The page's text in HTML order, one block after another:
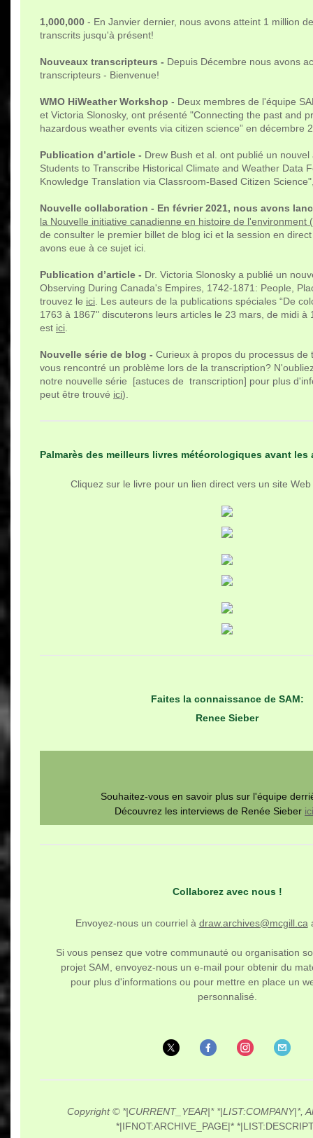
1,000,000 - En Janvier dernier, nous avons atteint 1 million
transcrits jusqu'à présent!
Nouveaux transcripteurs - Depuis Décembre nous avons
transcripteurs - Bienvenue!
WMO HiWeather Workshop - Deux membres de l'équipe
et Victoria Slonosky, ont présenté "Connecting the past and
hazardous weather events via citizen science” en décembre
Publication d’article - Drew Bush et al. ont publié un nouvel
Students to Transcribe Historical Climate and Weather Data
Knowledge Translation via Classroom-Based Citizen
Nouvelle collaboration - En février 2021, nous avons
la Nouvelle initiative canadienne en histoire de l'environment
de consulter le premier billet de blog ici et la session en
avons eue à ce sujet ici.
Publication d’article - Dr. Victoria Slonosky a publié un
Observing During Canada's Empires, 1742-1871: People,
trouvez le ici . Les auteurs de la publications spéciales “De
1763 à 1867" discuterons leurs articles le 23 mars, de midi à
est ici
Nouvelle série de blog - Curieux à propos du processus de
vous rencontré un problème lors de la transcription?
notre nouvelle série [astuces de transcription] pour plus
peut être trouvé ici).
Palmarès des meilleurs livres météorologiques avant les
Cliquez sur le livre pour un lien direct vers un site
Faites la connaissance de SAM:
Renee Sieber
Souhaitez-vous en savoir plus sur l'équipe
Découvrez les interviews de Renée Sieber ici
Collaborez avec nous !
Envoyez-nous un courriel à draw.archives@mcgill.ca
Si vous pensez que votre communauté ou organisation
projet SAM, envoyez-nous un e-mail pour obtenir du
pour plus d'informations ou pour mettre en place un
personnalisé.
Copyright © *|CURRENT_YEAR|* *|LIST:COMPANY|*,
*|IFNOT:ARCHIVE_PAGE|*